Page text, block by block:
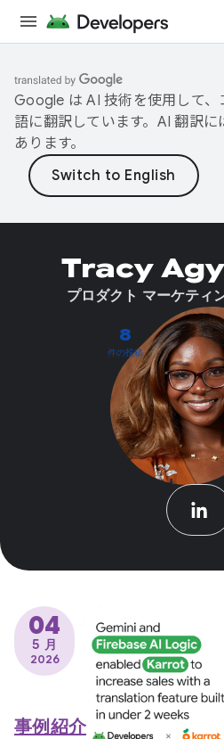
Google は AI 技術を使用して
語に翻訳しています。AI 翻訳
あります。
8
件の投稿
Tracy
プロダクト マーケティ
04
5 月
2026
事例紹介